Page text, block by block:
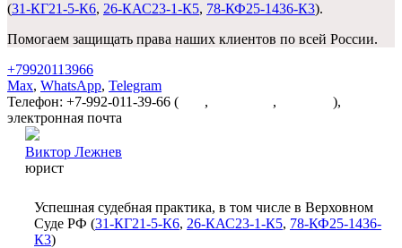
(31-КГ21-5-К6, 26-КАС23-1-К5, 78-КФ25-1436-К3).
Помогаем защищать права наших клиентов по всей России.
+79920113966
Max, WhatsApp, Telegram
Телефон: +7-992-011-39-66 (
, ,
),
электронная почта
Виктор Лежнев
юрист
Успешная судебная практика, в том числе в Верховном
Суде РФ (31-КГ21-5-К6, 26-КАС23-1-К5, 78-КФ25-1436-
К3)